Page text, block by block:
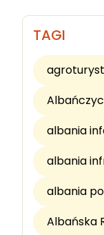
TAGI
albania
albania
albania
Albańska